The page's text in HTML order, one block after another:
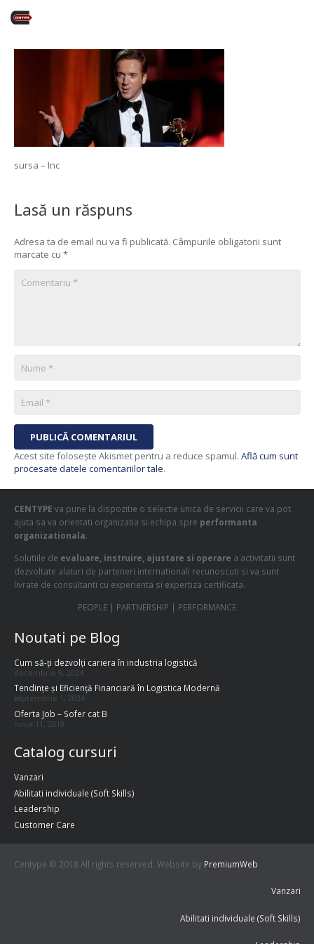
sursa – Inc
Lasă un răspuns
Adresa ta de email nu va fi publicată. Câmpurile obligatorii sunt
marcate cu *
PUBLICĂ COMENTARIUL
Acest site folosește Akismet pentru a reduce spamul. Află cum sunt
procesate datele comentariilor tale.
CENTYPE va pune la dispozitie o selectie unica de servicii care va pot
ajuta sa va orientati organizatia si echipa spre performanta
organizationala.
Solutiile de evaluare, instruire, ajustare si operare a activitatii sunt
dezvoltate alaturi de parteneri internationali recunoscuti si va sunt
livrate de consultanti cu experienta si expertiza certificata.
PEOPLE | PARTNERSHIP | PERFORMANCE
Noutati pe Blog
Cum să-ți dezvolți cariera în industria logistică
decembrie 9, 2024
Tendințe și Eficiență Financiară în Logistica Modernă
septembrie 1, 2024
Oferta Job – Sofer cat B
iunie 11, 2019
Catalog cursuri
Vanzari
Abilitati individuale (Soft Skills)
Leadership
Customer Care
Centype © 2018 All rights reserved. Website by PremiumWeb
Vanzari
Abilitati individuale (Soft Skills)